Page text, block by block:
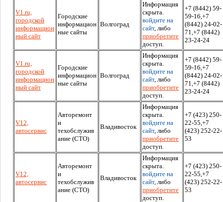
V1.ru,
городской
информацион
ный сайт
Городские
информацион
ные сайты
Волгоград
Информация
скрыта.
войдите на
сайт, либо
приобретите
доступ.
+7 (8442) 59-
59-16,+7
(8442) 24-02-
71,+7 (8442)
23-24-24
V1.ru,
городской
информацион
ный сайт
Городские
информацион
ные сайты
Волгоград
Информация
скрыта.
войдите на
сайт, либо
приобретите
доступ.
+7 (8442) 59-
59-16,+7
(8442) 24-02-
71,+7 (8442)
23-24-24
V12,
автосервис
Авторемонт
и
техобслужив
ание (СТО)
Владивосток
Информация
скрыта.
войдите на
сайт, либо
приобретите
доступ.
+7 (423) 250-
22-55,+7
(423) 252-22-
53
V12,
автосервис
Авторемонт
и
техобслужив
ание (СТО)
Владивосток
Информация
скрыта.
войдите на
сайт, либо
приобретите
доступ.
+7 (423) 250-
22-55,+7
(423) 252-22-
53